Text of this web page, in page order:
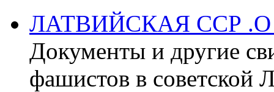
ЛАТВИЙСКАЯ ССР
Документы и другие
фашистов в советской